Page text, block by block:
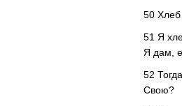
50 Хлеб
51 Я
Я дам,
52
Свою?